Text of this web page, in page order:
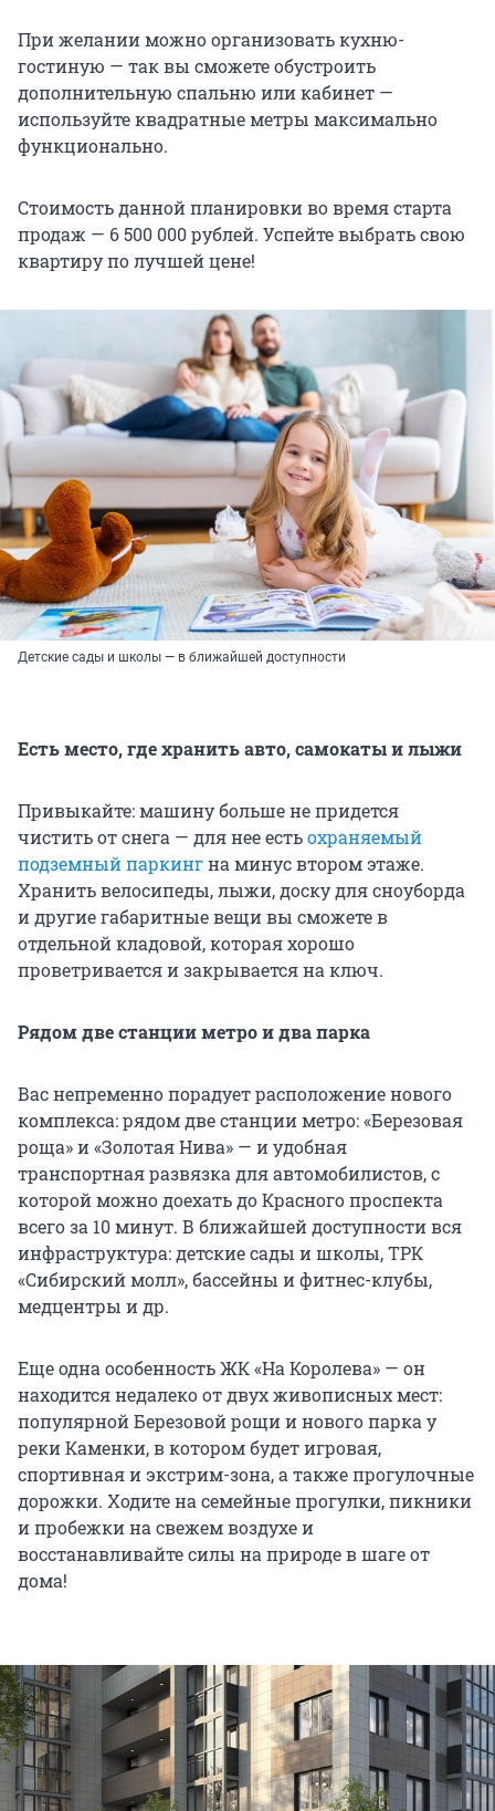
При желании можно организовать кухню-
гостиную — так вы сможете обустроить
дополнительную спальню или кабинет —
используйте квадратные метры максимально
функционально.
Стоимость данной планировки во время старта
продаж — 6 500 000 рублей. Успейте выбрать свою
квартиру по лучшей цене!
Детские сады и школы — в ближайшей доступности
Есть место, где хранить авто, самокаты и лыжи
Привыкайте: машину больше не придется
чистить от снега — для нее естьохраняемый
подземный паркингна минус втором этаже.
Хранить велосипеды, лыжи, доску для сноуборда
и другие габаритные вещи вы сможете в
отдельной кладовой, которая хорошо
проветривается и закрывается на ключ.
Рядом две станции метро и два парка
Вас непременно порадует расположение нового
комплекса: рядом две станции метро: «Березовая
роща» и «Золотая Нива» — и удобная
транспортная развязка для автомобилистов, с
которой можно доехать до Красного проспекта
всего за 10 минут. В ближайшей доступности вся
инфраструктура: детские сады и школы, ТРК
«Сибирский молл», бассейны и фитнес-клубы,
медцентры и др.
Еще одна особенность ЖК «На Королева» — он
находится недалеко от двух живописных мест:
популярной Березовой рощи и нового парка у
реки Каменки, в котором будет игровая,
спортивная и экстрим-зона, а также прогулочные
дорожки. Ходите на семейные прогулки, пикники
и пробежки на свежем воздухе и
восстанавливайте силы на природе в шаге от
дома!